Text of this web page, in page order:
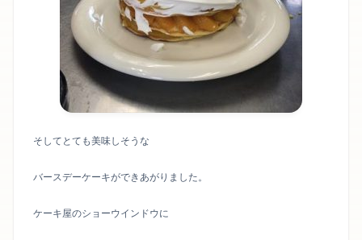
そしてとても美味しそうな
バースデーケーキができあがりました。
ケーキ屋のショーウインドウに